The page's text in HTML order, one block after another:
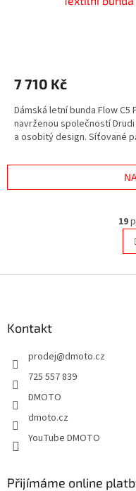
7 710 Kč
Dámská letní bunda Flow C5
navrženou společností
a osobitý design. Síťované
19
Kontakt
prodej@dmoto.cz
725 557 839
DMOTO
dmoto.cz
YouTube DMOTO
Přijímáme online